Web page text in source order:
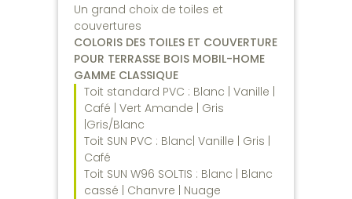
Un grand choix de toiles et
couvertures
COLORIS DES TOILES ET COUVERTURE
POUR TERRASSE BOIS MOBIL-HOME
GAMME CLASSIQUE
Toit standard PVC : Blanc | Vanille |
Café | Vert Amande | Gris
|Gris/Blanc
Toit SUN PVC : Blanc| Vanille | Gris |
Café
Toit SUN W96 SOLTIS : Blanc | Blanc
cassé | Chanvre | Nuage